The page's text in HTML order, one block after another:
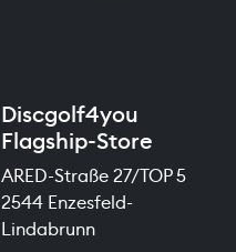
Discgolf4you
Flagship-Store
ARED-Straße 27/TOP 5
2544 Enzesfeld-
Lindabrunn